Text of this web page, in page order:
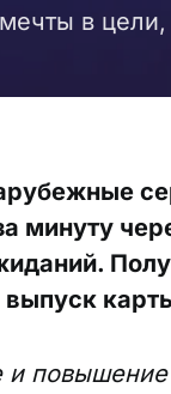
в
минуту
выпуск
и